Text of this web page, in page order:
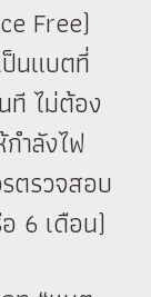
Free)
นแบตที่
ที ไม่ต้อง
ำลังไฟ
ตรวจสอบ
6 เดือน)